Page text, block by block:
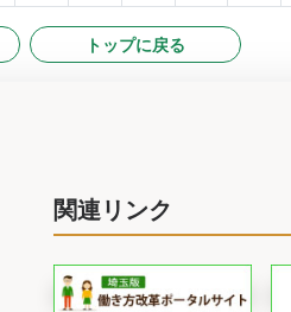
トップに戻る
関連リンク